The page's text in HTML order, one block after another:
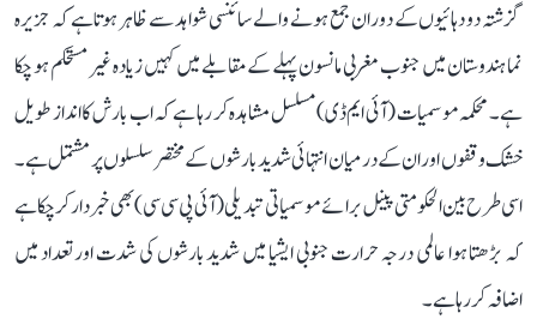
گزشتہ دو دہائیوں کے دوران جمع ہونے والے سائنسی شواہد سے ظاہر ہوتا ہے کہ جزیرہ
نما ہندوستان میں جنوب مغربی مانسون پہلے کے مقابلے میں کہیں زیادہ غیر مستحکم ہو چکا
ہے۔ محکمہ موسمیات (آئی ایم ڈی) مسلسل مشاہدہ کر رہا ہے کہ اب بارش کا انداز طویل
خشک وقفوں اور ان کے درمیان انتہائی شدید بارشوں کے مختصر سلسلوں پر مشتمل ہے۔
اسی طرح بین الحکومتی پینل برائے موسمیاتی تبدیلی (آئی پی سی سی) بھی خبردار کر چکا ہے
کہ بڑھتا ہوا عالمی درجہ حرارت جنوبی ایشیا میں شدید بارشوں کی شدت اور تعداد میں
اضافہ کر رہا ہے۔